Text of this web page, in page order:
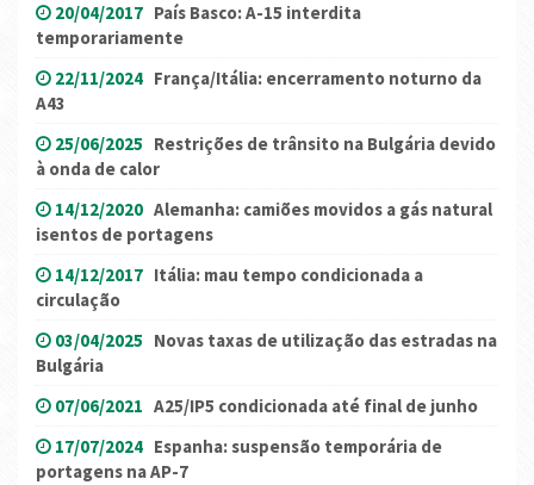
20/04/2017 País Basco: A-15 interdita
temporariamente
22/11/2024 França/Itália: encerramento noturno da
A43
25/06/2025 Restrições de trânsito na Bulgária devido
à onda de calor
14/12/2020 Alemanha: camiões movidos a gás natural
isentos de portagens
14/12/2017 Itália: mau tempo condicionada a
circulação
03/04/2025 Novas taxas de utilização das estradas na
Bulgária
07/06/2021 A25/IP5 condicionada até final de junho
17/07/2024 Espanha: suspensão temporária de
portagens na AP-7